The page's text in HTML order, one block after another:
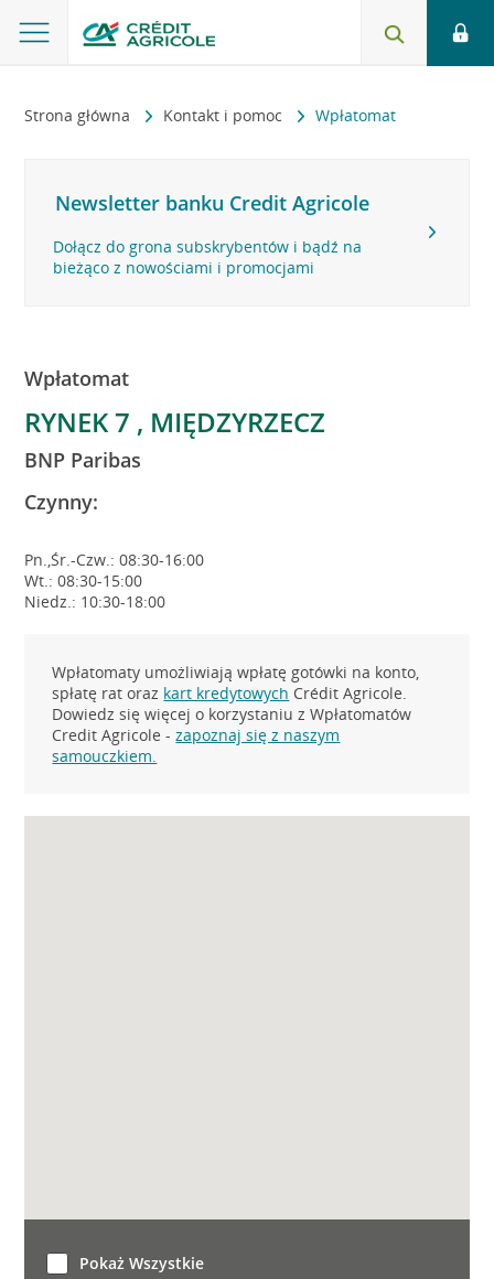
Strona główna Kontakt i pomoc Wpłatomat
Newsletter banku Credit Agricole
Dołącz do grona subskrybentów i bądź na
bieżąco z nowościami i promocjami
Wpłatomat
RYNEK 7 , MIĘDZYRZECZ
BNP Paribas
Czynny:
Pn.,Śr.-Czw.: 08:30-16:00
Wt.: 08:30-15:00
Niedz.: 10:30-18:00
Wpłatomaty umożliwiają wpłatę gotówki na konto,
spłatę rat oraz kart kredytowych Crédit Agricole.
Dowiedz się więcej o korzystaniu z Wpłatomatów
Credit Agricole -zapoznaj się z naszym
samouczkiem.
Pokaż Wszystkie